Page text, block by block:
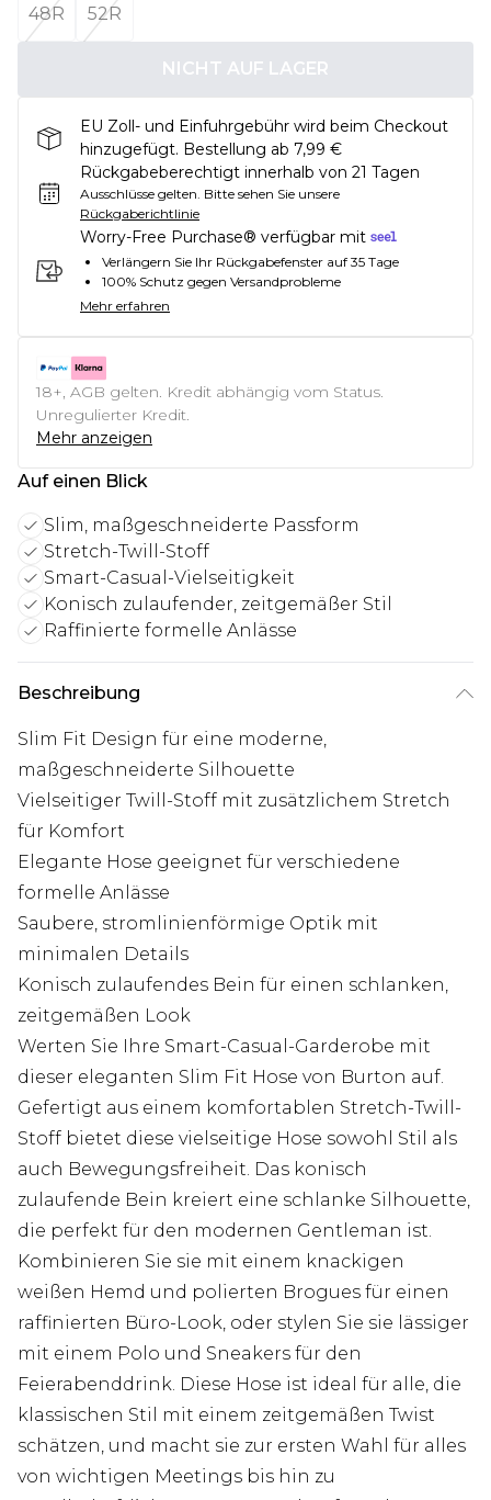
48R 52R
NICHT AUF LAGER
EU Zoll- und Einfuhrgebühr wird beim Checkout
hinzugefügt. Bestellung ab 7,99 €
Rückgabeberechtigt innerhalb von 21 Tagen
Ausschlüsse gelten. Bitte sehen Sie unsere
Rückgaberichtlinie
Worry-Free Purchase® verfügbar mit
Verlängern Sie Ihr Rückgabefenster auf 35 Tage
100% Schutz gegen Versandprobleme
Mehr erfahren
18+, AGB gelten. Kredit abhängig vom Status.
Unregulierter Kredit.
Mehr anzeigen
Auf einen Blick
Slim, maßgeschneiderte Passform
Stretch-Twill-Stoff
Smart-Casual-Vielseitigkeit
Konisch zulaufender, zeitgemäßer Stil
Raffinierte formelle Anlässe
Beschreibung
Slim Fit Design für eine moderne,
maßgeschneiderte Silhouette
Vielseitiger Twill-Stoff mit zusätzlichem Stretch
für Komfort
Elegante Hose geeignet für verschiedene
formelle Anlässe
Saubere, stromlinienförmige Optik mit
minimalen Details
Konisch zulaufendes Bein für einen schlanken,
zeitgemäßen Look
Werten Sie Ihre Smart-Casual-Garderobe mit
dieser eleganten Slim Fit Hose von Burton auf.
Gefertigt aus einem komfortablen Stretch-Twill-
Stoff bietet diese vielseitige Hose sowohl Stil als
auch Bewegungsfreiheit. Das konisch
zulaufende Bein kreiert eine schlanke Silhouette,
die perfekt für den modernen Gentleman ist.
Kombinieren Sie sie mit einem knackigen
weißen Hemd und polierten Brogues für einen
raffinierten Büro-Look, oder stylen Sie sie lässiger
mit einem Polo und Sneakers für den
Feierabenddrink. Diese Hose ist ideal für alle, die
klassischen Stil mit einem zeitgemäßen Twist
schätzen, und macht sie zur ersten Wahl für alles
von wichtigen Meetings bis hin zu